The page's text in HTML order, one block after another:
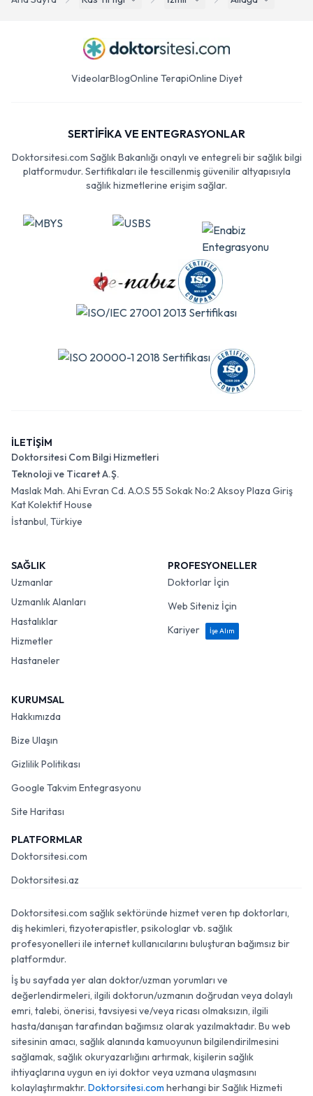
VideolarBlogOnline TerapiOnline Diyet
SERTİFİKA VE ENTEGRASYONLAR
Doktorsitesi.com Sağlık Bakanlığı onaylı ve entegreli bir sağlık bilgi
platformudur. Sertifikaları ile tescillenmiş güvenilir altyapısıyla
sağlık hizmetlerine erişim sağlar.
İLETİŞİM
Doktorsitesi Com Bilgi Hizmetleri
Teknoloji ve Ticaret A.Ş.
Maslak Mah. Ahi Evran Cd. A.O.S 55 Sokak No:2 Aksoy Plaza Giriş
Kat Kolektif House
İstanbul, Türkiye
SAĞLIK
Uzmanlar
Uzmanlık Alanları
Hastalıklar
Hizmetler
Hastaneler
PROFESYONELLER
Doktorlar İçin
Web Siteniz İçin
Kariyer
İşe Alım
KURUMSAL
Hakkımızda
Bize Ulaşın
Gizlilik Politikası
Google Takvim Entegrasyonu
Site Haritası
PLATFORMLAR
Doktorsitesi.com
Doktorsitesi.az
Doktorsitesi.com sağlık sektöründe hizmet veren tıp doktorları,
diş hekimleri, fizyoterapistler, psikologlar vb. sağlık
profesyonelleri ile internet kullanıcılarını buluşturan bağımsız bir
platformdur.
İş bu sayfada yer alan doktor/uzman yorumları ve
değerlendirmeleri, ilgili doktorun/uzmanın doğrudan veya dolaylı
emri, talebi, önerisi, tavsiyesi ve/veya ricası olmaksızın, ilgili
hasta/danışan tarafından bağımsız olarak yazılmaktadır. Bu web
sitesinin amacı, sağlık alanında kamuoyunun bilgilendirilmesini
sağlamak, sağlık okuryazarlığını artırmak, kişilerin sağlık
ihtiyaçlarına uygun en iyi doktor veya uzmana ulaşmasını
kolaylaştırmaktır. Doktorsitesi.com herhangi bir Sağlık Hizmeti